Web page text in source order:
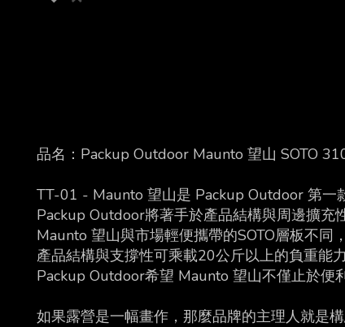
品名：Packup Outdoor Maunto 望山 SOTO
TT-01 - Maunto 望山是 Packup Outdoor 第一
Packup Outdoor將著手於產品結構與周邊擴充
Maunto 望山與市場輕便攜帶的SOTO層板不同
產品結構與支撐性可乘載20公斤以上的負重能
Packup Outdoor希望 Maunto 望山不僅止於便
如果露營是一幅畫作，那麼品牌的主理人就是